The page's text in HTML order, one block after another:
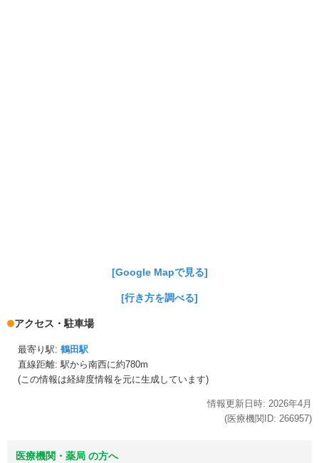
[Google Mapで見る]
[行き方を調べる]
アクセス・駐車場
最寄り駅: 鶴田駅
直線距離: 駅から南西に約780m
(この情報は経緯度情報を元に生成しています)
情報更新日時: 2026年4月
(医療機関ID: 266957)
医療機関・薬局 の方へ